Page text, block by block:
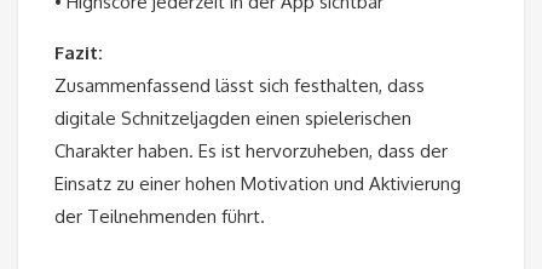
Fazit:
Zusammenfassend lässt sich festhalten, dass
digitale Schnitzeljagden einen spielerischen
Charakter haben. Es ist hervorzuheben, dass der
Einsatz zu einer hohen Motivation und Aktivierung
der Teilnehmenden führt.